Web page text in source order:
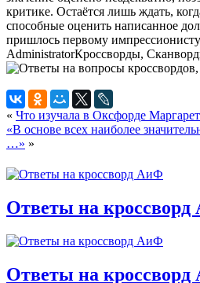
критике. Остаётся лишь ждать,
способные оценить написанное
пришлось первому
AdministratorКроссворды,
« Что изучала в Оксфорде
«В основе всех наиболее
…» »
Ответы на кроссворд
Ответы на кроссворд